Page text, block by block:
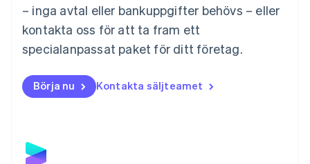
– inga avtal eller bankuppgifter behövs – eller
kontakta oss för att ta fram ett
specialanpassat paket för ditt företag.
Börja nu Kontakta säljteamet
Mexiko
Nederländerna
NederlandsEnglish
English
Nya Zeeland
Portugal
Português